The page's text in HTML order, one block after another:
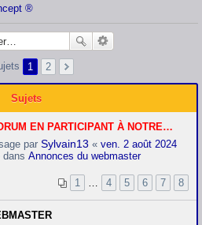
®
1 2
Sujets
PARTICIPANT À NOTRE CAGNOTTE PAYPAL.
par Sylvain13 « ven. 2 août 2024
dans Annonces du webmaster
1
… 4 5 6 7 8